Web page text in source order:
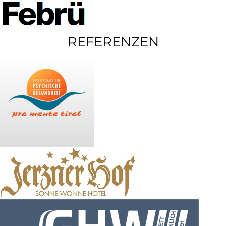
REFERENZEN